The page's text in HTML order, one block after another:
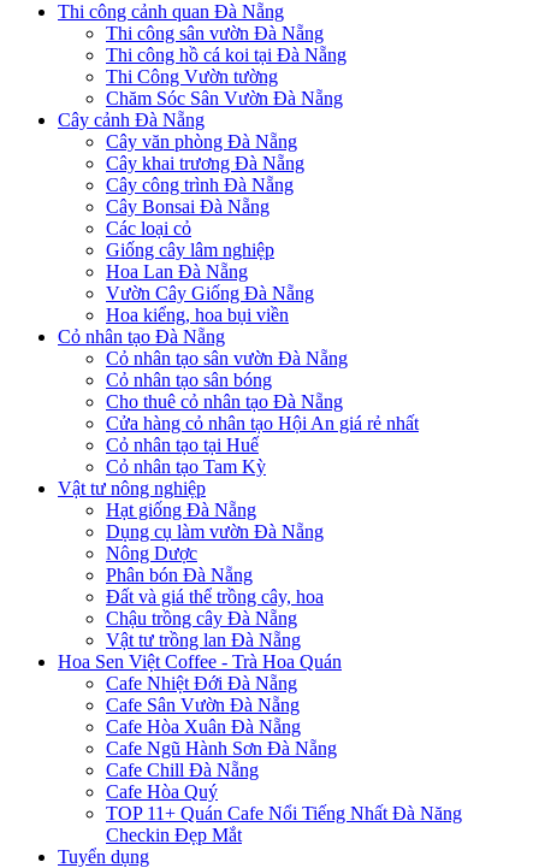
Thi công cảnh quan Đà Nẵng
Thi công sân vườn Đà Nẵng
Thi công hồ cá koi tại Đà Nẵng
Thi Công Vườn tường
Chăm Sóc Sân Vườn Đà Nẵng
Cây cảnh Đà Nẵng
Cây văn phòng Đà Nẵng
Cây khai trương Đà Nẵng
Cây công trình Đà Nẵng
Cây Bonsai Đà Nẵng
Các loại cỏ
Giống cây lâm nghiệp
Hoa Lan Đà Nẵng
Vườn Cây Giống Đà Nẵng
Hoa kiểng, hoa bụi viền
Cỏ nhân tạo Đà Nẵng
Cỏ nhân tạo sân vườn Đà Nẵng
Cỏ nhân tạo sân bóng
Cho thuê cỏ nhân tạo Đà Nẵng
Cửa hàng cỏ nhân tạo Hội An giá rẻ nhất
Cỏ nhân tạo tại Huế
Cỏ nhân tạo Tam Kỳ
Vật tư nông nghiệp
Hạt giống Đà Nẵng
Dụng cụ làm vườn Đà Nẵng
Nông Dược
Phân bón Đà Nẵng
Đất và giá thể trồng cây, hoa
Chậu trồng cây Đà Nẵng
Vật tư trồng lan Đà Nẵng
Hoa Sen Việt Coffee - Trà Hoa Quán
Cafe Nhiệt Đới Đà Nẵng
Cafe Sân Vườn Đà Nẵng
Cafe Hòa Xuân Đà Nẵng
Cafe Ngũ Hành Sơn Đà Nẵng
Cafe Chill Đà Nẵng
Cafe Hòa Quý
TOP 11+ Quán Cafe Nổi Tiếng Nhất Đà Năng
Checkin Đẹp Mắt
Tuyển dụng